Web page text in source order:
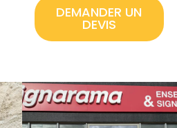
DEMANDER UN
DEVIS